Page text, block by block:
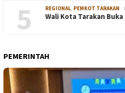
5 REGIONAL, PEMKOT TARAKAN
Wali Kota Tarakan
PEMERINTAH